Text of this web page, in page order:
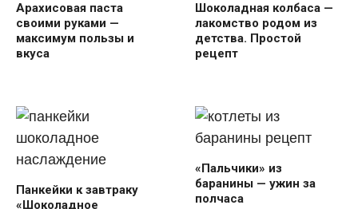
Арахисовая паста
своими руками —
максимум пользы и
вкуса
Шоколадная колбаса —
лакомство родом из
детства. Простой
рецепт
Панкейки к завтраку
«Шоколадное
«Пальчики» из
баранины — ужин за
полчаса